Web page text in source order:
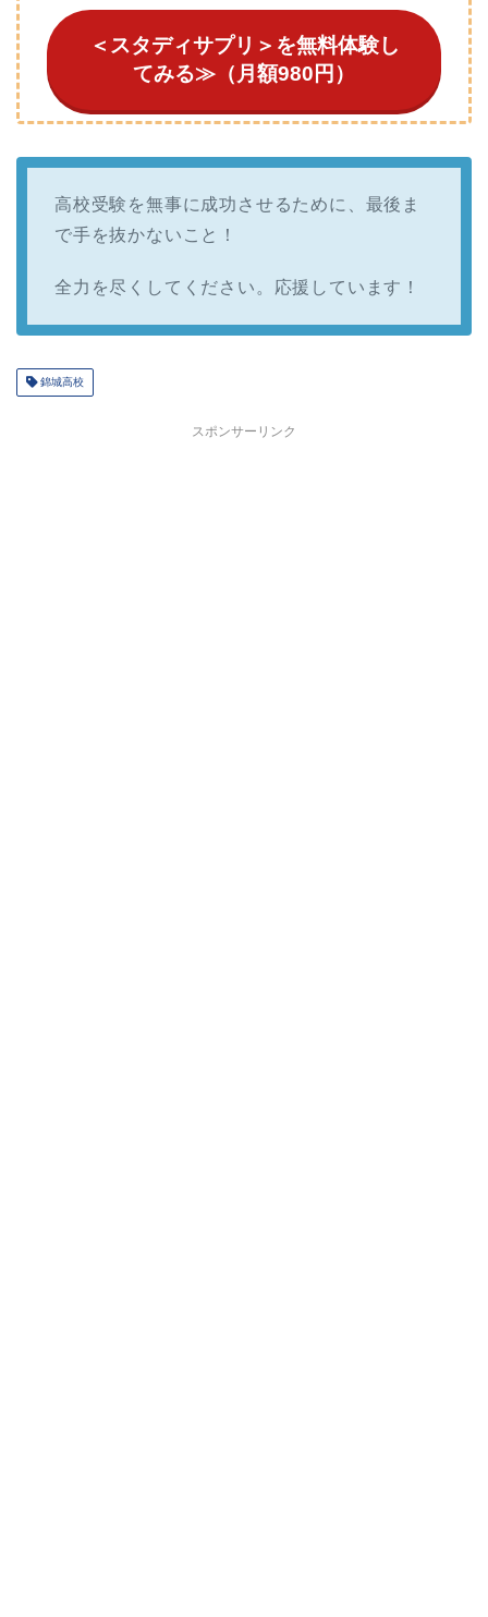
＜スタディサプリ＞を無料体験し
てみる≫（月額980円）
高校受験を無事に成功させるために、最後ま
で手を抜かないこと！
全力を尽くしてください。応援しています！
錦城高校
スポンサーリンク